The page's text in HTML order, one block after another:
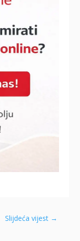
Slijdeća vijest →